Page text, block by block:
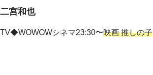
二宮和也
TV◆WOWOWシネマ23:30〜映画 推しの子